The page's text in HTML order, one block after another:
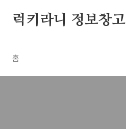
럭키라니 정보창고
홈